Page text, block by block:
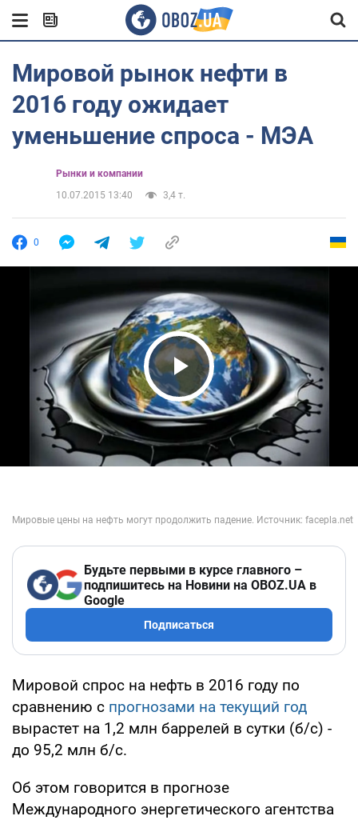
Мировой рынок нефти в
2016 году ожидает
уменьшение спроса - МЭА
Рынки и компании
10.07.2015 13:40
3,4 т.
0
Play Video
Будьте первыми в курсе главного –
подпишитесь на Новини на OBOZ.UA в
Google
Подписаться
Мировой спрос на нефть в 2016 году по
сравнению с прогнозами на текущий год
вырастет на 1,2 млн баррелей в сутки (б/с) -
до 95,2 млн б/с.
Об этом говорится в прогнозе
Международного энергетического агентства